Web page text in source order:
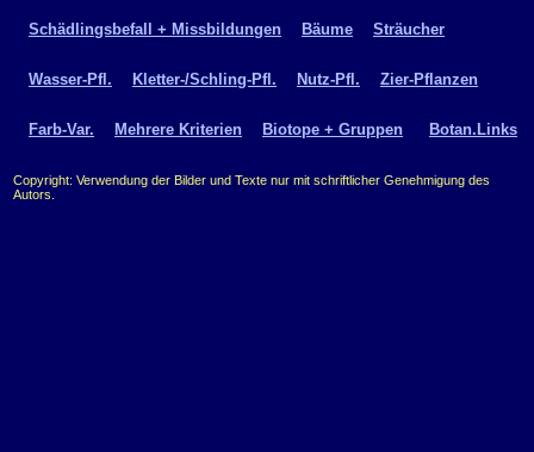
Schädlingsbefall + Missbildungen Bäume Sträucher
Wasser-Pfl. Kletter-/Schling-Pfl. Nutz-Pfl. Zier-Pflanzen
Farb-Var. Mehrere Kriterien Biotope + Gruppen Botan.Links
Copyright: Verwendung der Bilder und Texte nur mit schriftlicher Genehmigung des
Autors.